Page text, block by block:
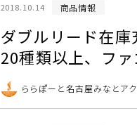
2018.10.14 商品情報
ダブルリード在
20種類以上、フ
ららぽーと名古屋みなとア